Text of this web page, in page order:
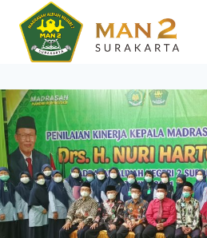
content